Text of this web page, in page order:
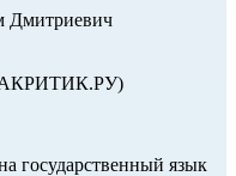
Дмитриевич
государственный язык